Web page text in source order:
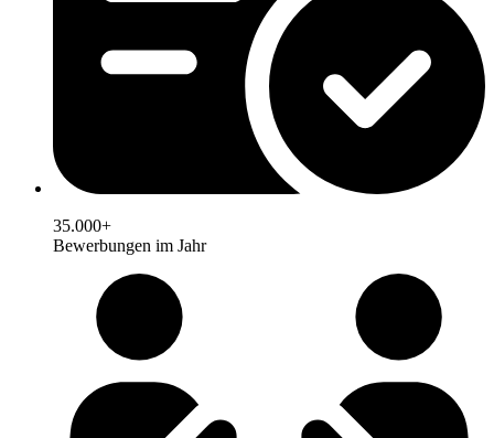
35.000+
Bewerbungen im Jahr